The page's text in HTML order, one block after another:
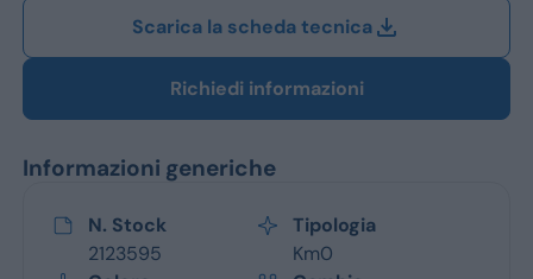
Scarica la scheda tecnica
Richiedi informazioni
Informazioni generiche
N. Stock
2123595
Tipologia
Km0